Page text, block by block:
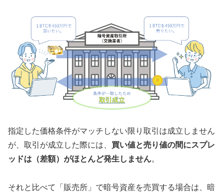
指定した価格条件がマッチしない限り取引は成立しません
が、取引が成立した際には、 買い値と売り値の間にスプレ
ッドは（差額）がほとんど発生しません。
それと比べて「販売所」で暗号資産を売買する場合は、暗